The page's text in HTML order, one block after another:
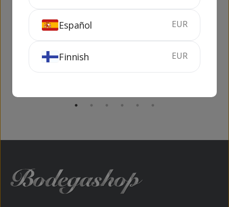
Bailey's Birthday
17%
Beirao
Español EUR
Finnish EUR